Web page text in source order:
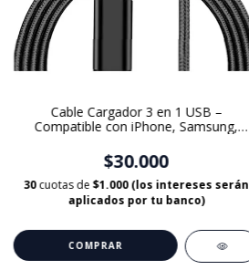
Cable Cargador 3 en 1 USB –
Compatible con iPhone, Samsung,
$30.000
30cuotas de$1.000 (los intereses serán
aplicados por tu banco)